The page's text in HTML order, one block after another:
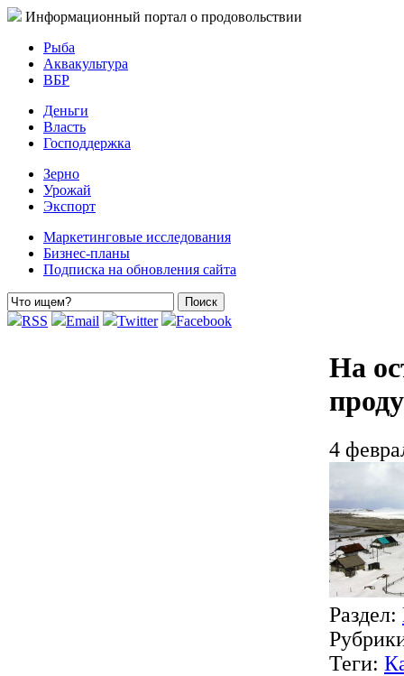
Информационный портал о продовольствии
Рыба
Аквакультура
ВБР
Деньги
Власть
Господдержка
Зерно
Урожай
Экспорт
Маркетинговые исследования
Бизнес-планы
Подписка на обновления сайта
RSS Email Twitter Facebook
На
4
Раздел:
Теги: